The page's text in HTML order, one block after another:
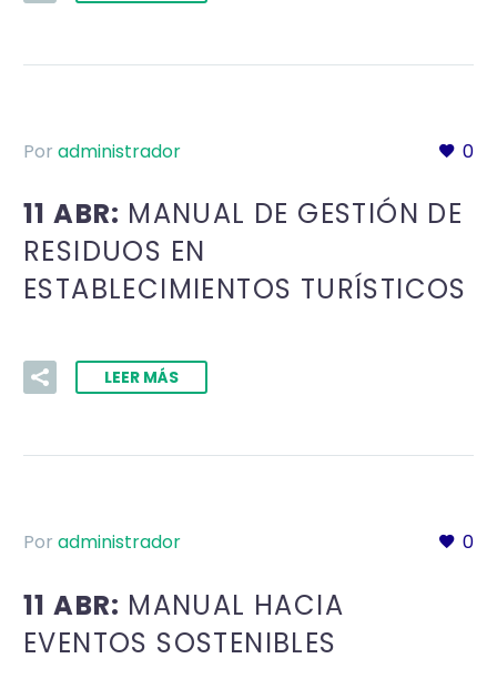
0
Por administrador
11 ABR: MANUAL DE GESTIÓN DE
RESIDUOS EN
ESTABLECIMIENTOS TURÍSTICOS
LEER MÁS
0
Por administrador
11 ABR: MANUAL HACIA
EVENTOS SOSTENIBLES